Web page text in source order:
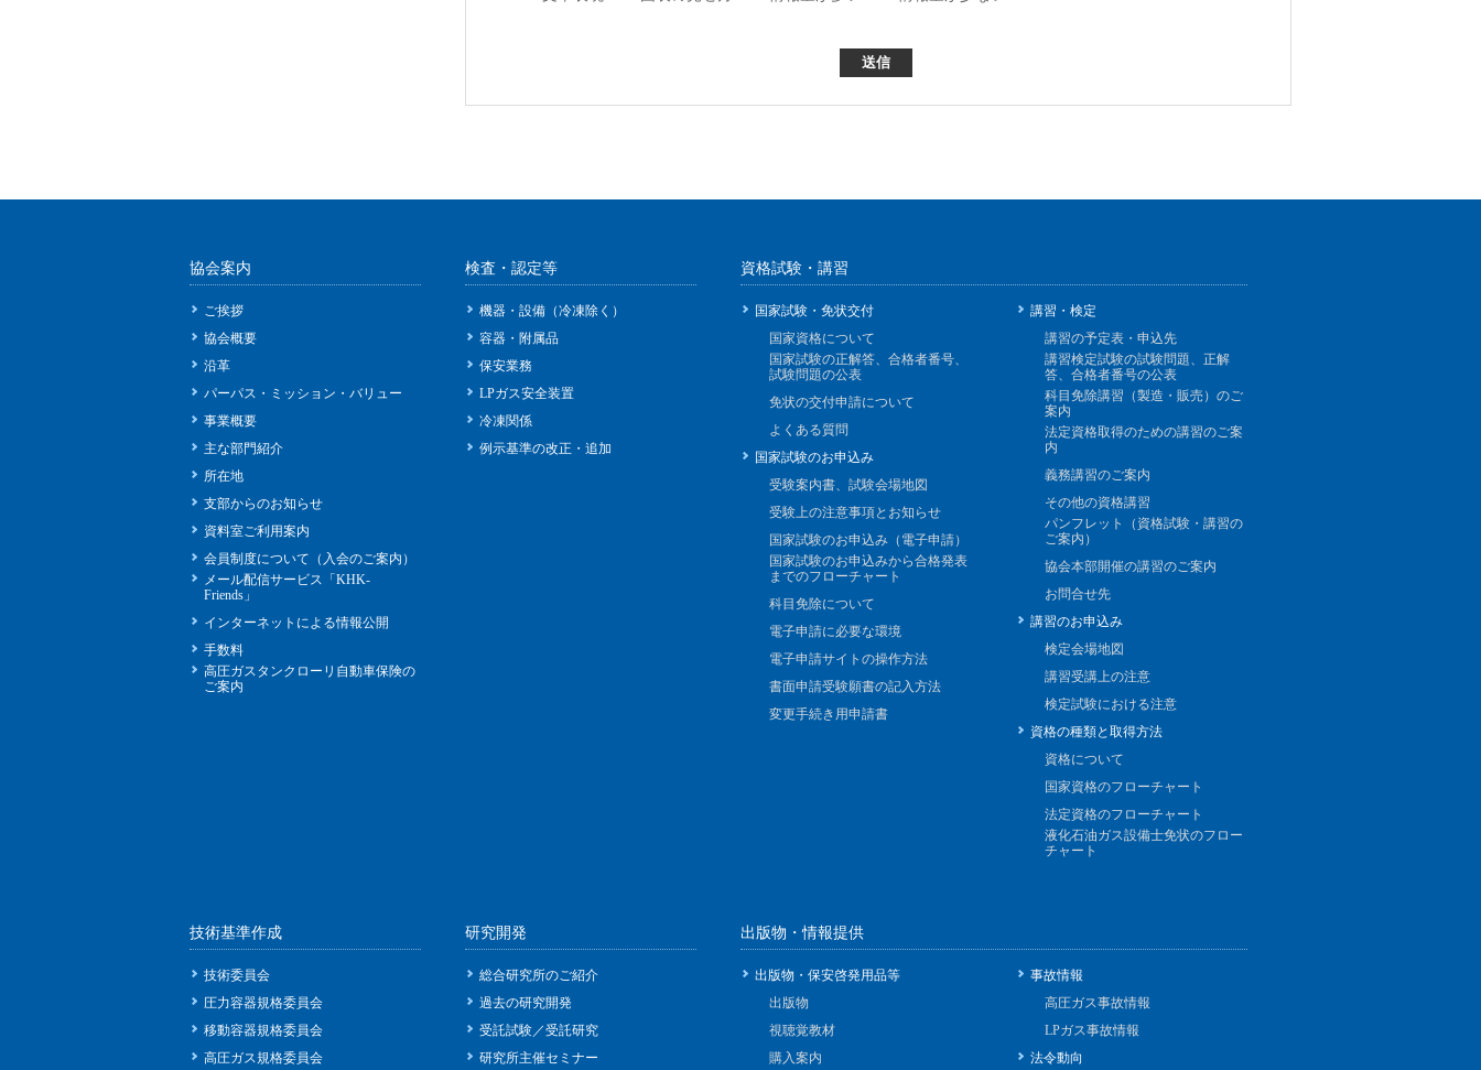
協会案内
ご挨拶
協会概要
沿革
パーパス・ミッション・バリュー
事業概要
主な部門紹介
所在地
支部からのお知らせ
資料室ご利用案内
会員制度について（入会のご案内）
メール配信サービス「KHK-
Friends」
インターネットによる情報公開
手数料
高圧ガスタンクローリ自動車保険の
ご案内
検査・認定等
機器・設備（冷凍除く）
容器・附属品
保安業務
LPガス安全装置
冷凍関係
例示基準の改正・追加
資格試験・講習
国家試験・免状交付
国家資格について
国家試験の正解答、合格者番号、
試験問題の公表
免状の交付申請について
よくある質問
国家試験のお申込み
受験案内書、試験会場地図
受験上の注意事項とお知らせ
国家試験のお申込み（電子申請）
国家試験のお申込みから合格発表
までのフローチャート
科目免除について
電子申請に必要な環境
電子申請サイトの操作方法
書面申請受験願書の記入方法
変更手続き用申請書
講習・検定
講習の予定表・申込先
講習検定試験の試験問題、正解
答、合格者番号の公表
科目免除講習（製造・販売）のご
案内
法定資格取得のための講習のご案
内
義務講習のご案内
その他の資格講習
パンフレット（資格試験・講習の
ご案内）
協会本部開催の講習のご案内
お問合せ先
講習のお申込み
検定会場地図
講習受講上の注意
検定試験における注意
資格の種類と取得方法
資格について
国家資格のフローチャート
法定資格のフローチャート
液化石油ガス設備士免状のフロー
チャート
技術基準作成
技術委員会
圧力容器規格委員会
移動容器規格委員会
高圧ガス規格委員会
研究開発
総合研究所のご紹介
過去の研究開発
受託試験／受託研究
研究所主催セミナー
出版物・情報提供
出版物・保安啓発用品等
出版物
視聴覚教材
購入案内
事故情報
高圧ガス事故情報
LPガス事故情報
法令動向